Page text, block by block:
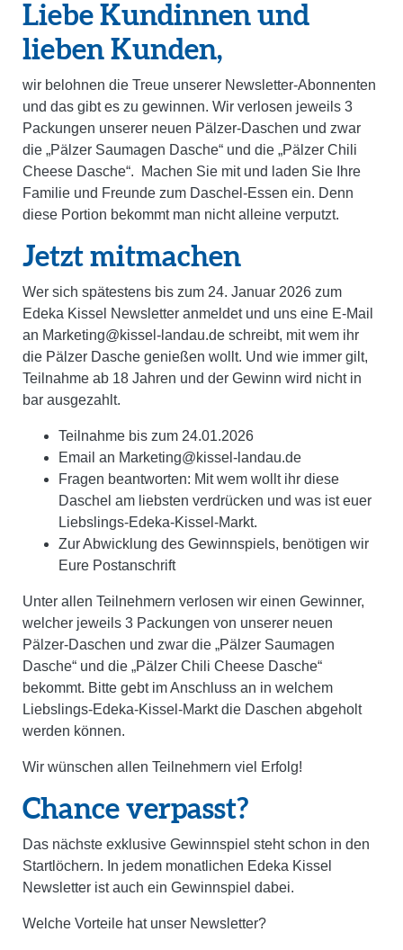
Liebe Kundinnen und
lieben Kunden,
wir belohnen die Treue unserer Newsletter-Abonnenten
und das gibt es zu gewinnen. Wir verlosen jeweils 3
Packungen unserer neuen Pälzer-Daschen und zwar
die „Pälzer Saumagen Dasche“ und die „Pälzer Chili
Cheese Dasche“.
Machen Sie mit und laden Sie Ihre
Familie und Freunde zum Daschel-Essen ein. Denn
diese Portion bekommt man nicht alleine verputzt.
Jetzt mitmachen
Wer sich spätestens bis zum 24. Januar 2026 zum
Edeka Kissel Newsletter anmeldet und uns eine E-Mail
an Marketing@kissel-landau.de schreibt, mit wem ihr
die Pälzer Dasche genießen wollt. Und wie immer gilt,
Teilnahme ab 18 Jahren und der Gewinn wird nicht in
bar ausgezahlt.
Teilnahme bis zum 24.01.2026
Email an Marketing@kissel-landau.de
Fragen beantworten: Mit wem wollt ihr diese
Daschel am liebsten verdrücken und was ist euer
Liebslings-Edeka-Kissel-Markt.
Zur Abwicklung des Gewinnspiels, benötigen wir
Eure Postanschrift
Unter allen Teilnehmern verlosen wir einen Gewinner,
welcher jeweils 3 Packungen von unserer neuen
Pälzer-Daschen und zwar die „Pälzer Saumagen
Dasche“ und die „Pälzer Chili Cheese Dasche“
bekommt. Bitte gebtim Anschluss an in welchem
Liebslings-Edeka-Kissel-Markt die Daschen abgeholt
werden können.
Wir wünschen allen Teilnehmern viel Erfolg!
Chance verpasst?
Das nächste exklusive Gewinnspiel steht schon in den
Startlöchern. In jedem monatlichen Edeka Kissel
Newsletter ist auch ein Gewinnspiel dabei.
Welche Vorteile hat unser Newsletter?